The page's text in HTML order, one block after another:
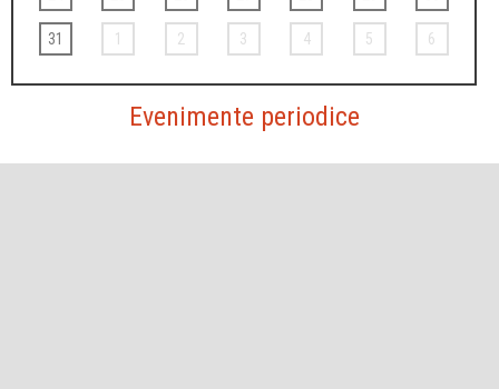
31 1 2 3 4 5 6
Evenimente periodice